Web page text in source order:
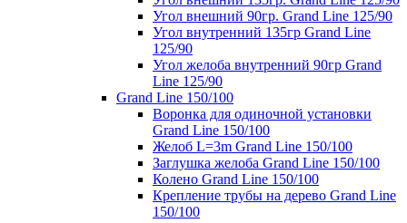
Угол внешний 90гр. Grand Line 125/90
Угол внутренний 135гр Grand Line
125/90
Угол желоба внутренний 90гр Grand
Line 125/90
Grand Line 150/100
Воронка для одиночной установки
Grand Line 150/100
Желоб L=3m Grand Line 150/100
Заглушка желоба Grand Line 150/100
Колено Grand Line 150/100
Крепление трубы на дерево Grand Line
150/100